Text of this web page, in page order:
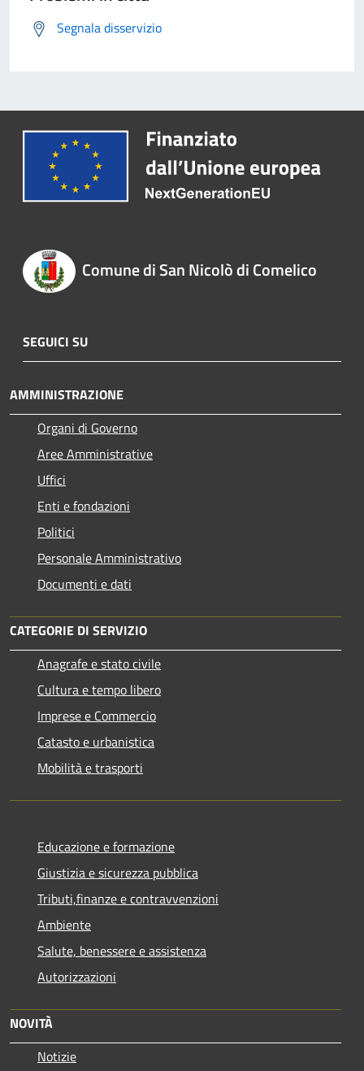
Segnala disservizio
Comune di San Nicolò di Comelico
SEGUICI SU
AMMINISTRAZIONE
Organi di Governo
Aree Amministrative
Uffici
Enti e fondazioni
Politici
Personale Amministrativo
Documenti e dati
CATEGORIE DI SERVIZIO
Anagrafe e stato civile
Cultura e tempo libero
Imprese e Commercio
Catasto e urbanistica
Mobilità e trasporti
Educazione e formazione
Giustizia e sicurezza pubblica
Tributi,finanze e contravvenzioni
Ambiente
Salute, benessere e assistenza
Autorizzazioni
NOVITÀ
Notizie